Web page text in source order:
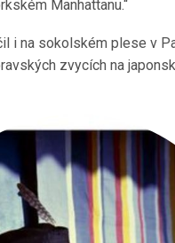
Manhattanu.“
i na sokolském plese v
zvycích na